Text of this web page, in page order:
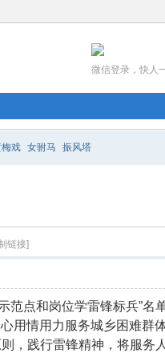
微信登录，快人
戏 女驸马 振风塔
链接]
范点和岗位学雷锋标兵”
用情用力服务城乡困难群
，践行雷锋精神，将服